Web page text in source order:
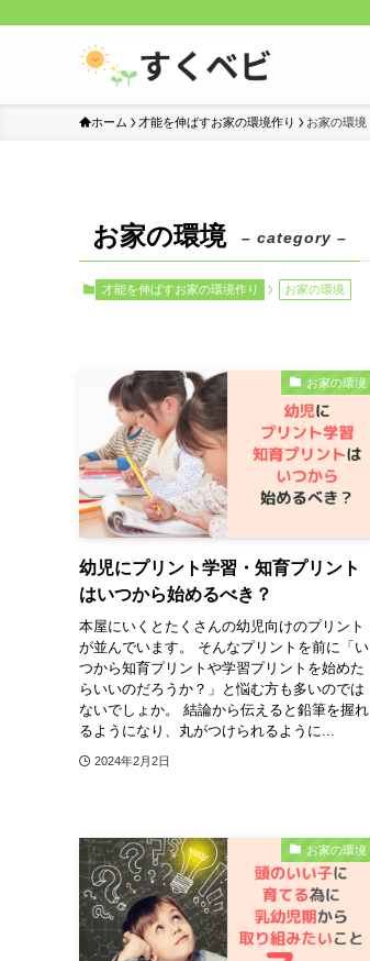
ホーム 才能を伸ばすお家の環境作り お家の環境
お家の環境 – category –
才能を伸ばすお家の環境作り お家の環境
お家の環境
幼児にプリント学習・知育プリント
はいつから始めるべき？
本屋にいくとたくさんの幼児向けのプリント
が並んでいます。 そんなプリントを前に「い
つから知育プリントや学習プリントを始めた
らいいのだろうか？」と悩む方も多いのでは
ないでしょか。 結論から伝えると鉛筆を握れ
るようになり、丸がつけられるように...
2024年2月2日
お家の環境